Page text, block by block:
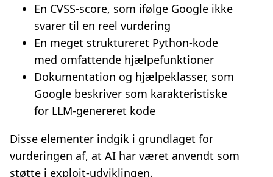
En CVSS‑score, som ifølge Google ikke
svarer til en reel vurdering
En meget struktureret Python‑kode
med omfattende hjælpefunktioner
Dokumentation og hjælpeklasser, som
Google beskriver som karakteristiske
for LLM‑genereret kode
Disse elementer indgik i grundlaget for
vurderingen af, at AI har været anvendt som
støtte i exploit‑udviklingen.